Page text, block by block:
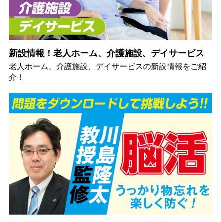
新設情報！老人ホーム、介護施設、デイサービス
老人ホーム、介護施設、デイサービスの新設情報をご紹
介！